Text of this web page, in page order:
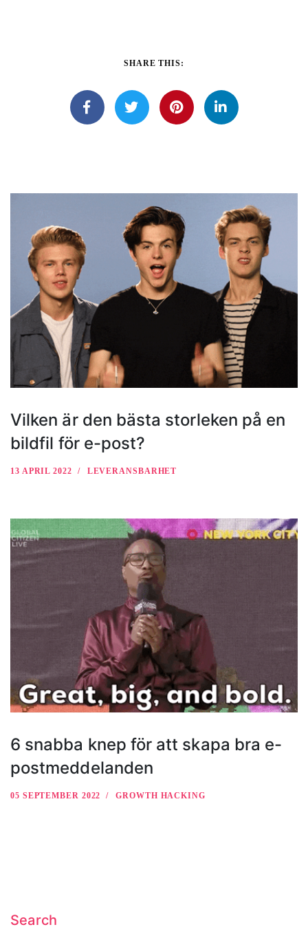
SHARE THIS:
Vilken är den bästa storleken på en
bildfil för e-post?
13 APRIL 2022 LEVERANSBARHET
6 snabba knep för att skapa bra e-
postmeddelanden
05 SEPTEMBER 2022 GROWTH HACKING
Search